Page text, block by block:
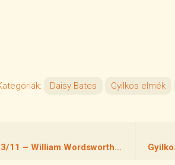
Daisy Bates Gyilkos elmék
Gyilkos elmék 3/11 – William Wordsworth – Gyermek